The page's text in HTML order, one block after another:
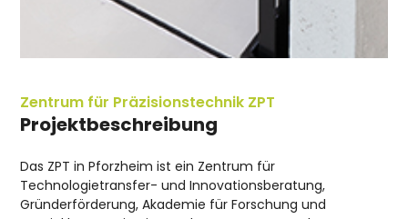
Zentrum für Präzisionstechnik ZPT
Projektbeschreibung
Das ZPT in Pforzheim ist ein Zentrum für
Technologietransfer- und Innovationsberatung,
Gründerförderung, Akademie für Forschung und